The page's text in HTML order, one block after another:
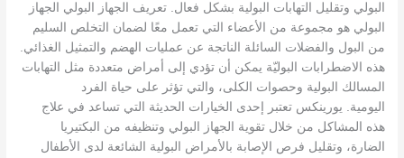
البولي وتقليل التهابات البولية بشكل فعال. تعريف الجهاز البولي الجهاز
البولي هو مجموعة من الأعضاء التي تعمل معًا لضمان التخلص السليم
من البول والفضلات السائلة الناتجة عن عمليات الهضم والتمثيل الغذائي.
هذه الاضطرابات البوليّة يمكن أن تؤدي إلى أمراض متعددة مثل التهابات
المسالك البولية وحصوات الكلى، والتي تؤثر على حياة الفرد
اليومية. يورينكس تعتبر إحدى الخيارات الحديثة التي تساعد في علاج
هذه المشاكل من خلال تقوية الجهاز البولي وتنظيفه من البكتيريا
الضارة، وتقليل فرص الإصابة بالأمراض البولية الشائعة لدى الأطفال